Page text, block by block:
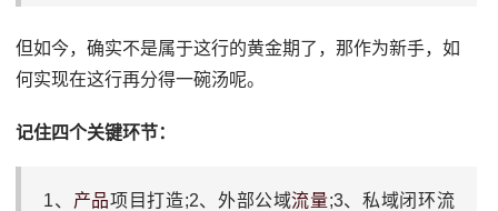
但如今，确实不是属于这行的黄金期了，那作为新手，如
何实现在这行再分得一碗汤呢。
记住四个关键环节：
1、 产品项目打造;2、外部公域流量;3、私域闭环流